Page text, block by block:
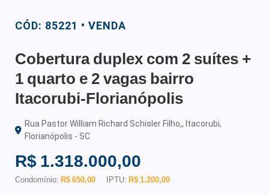
CÓD: 85221 • VENDA
Cobertura duplex com 2 suítes +
1 quarto e 2 vagas bairro
Itacorubi-Florianópolis
Rua Pastor William Richard Schisler Filho,, Itacorubi,
Florianópolis - SC
R$ 1.318.000,00
Condomínio: R$ 650,00 IPTU: R$ 1.200,00